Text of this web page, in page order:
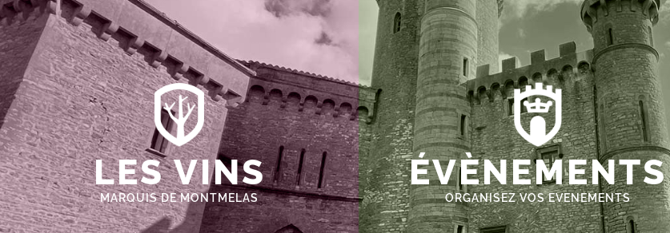
LES VINS
MARQUIS DE MONTMELAS
ÉVÈNEMENTS
ORGANISEZ VOS EVENEMENTS